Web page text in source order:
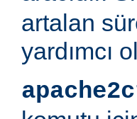
artalan
yardımcı